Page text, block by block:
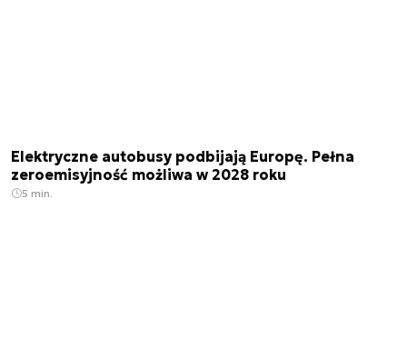
Elektryczne autobusy podbijają Europę. Pełna
zeroemisyjność możliwa w 2028 roku
5 min.